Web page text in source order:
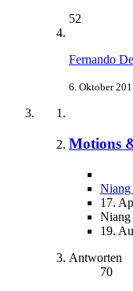
52
Fernando
6. Oktober
Motions
Niang
17.
Niang
19.
Antworten
70